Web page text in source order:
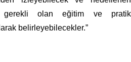
gerekli olan eğitim ve pratik
belirleyebilecekler.”